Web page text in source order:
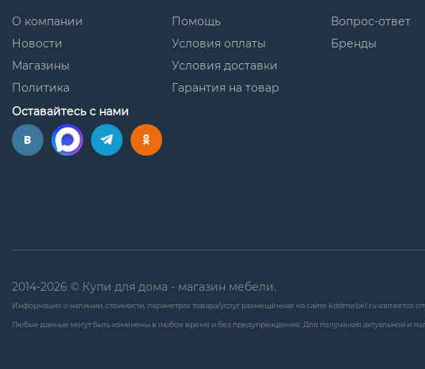
О компании
Новости
Магазины
Политика
Помощь
Условия оплаты
Условия доставки
Гарантия на товар
Вопрос-ответ
Бренды
Оставайтесь с нами
2014-2026 © Купи для дома - магазин мебели.
Информация о наличии, стоимости, параметрах товара/услуг размещённая на сайте kddmebel.ru
Любые данные могут быть изменены в любое время и без предупреждения. Для получения актуальной и